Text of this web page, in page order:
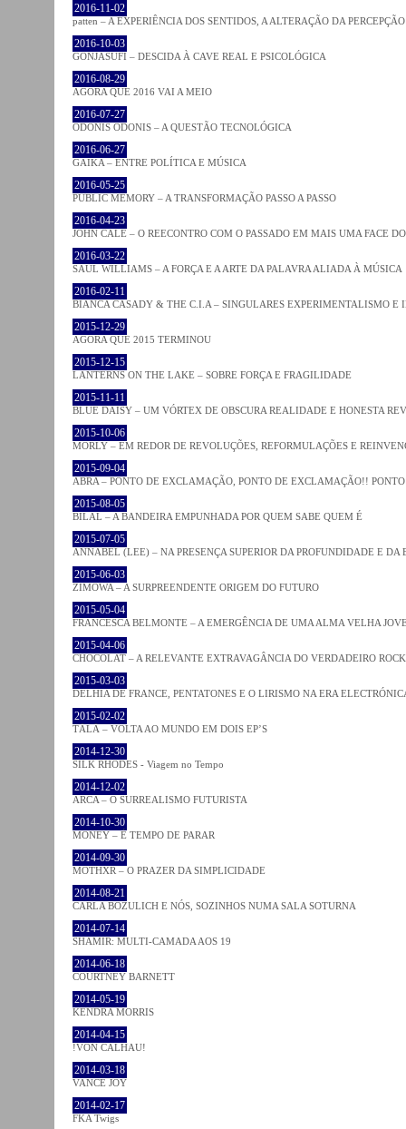
2016-11-02
patten – A EXPERIÊNCIA DOS SENTIDOS, A ALTERAÇÃO DA PERCEPÇÃO
2016-10-03
GONJASUFI – DESCIDA À CAVE REAL E PSICOLÓGICA
2016-08-29
AGORA QUE 2016 VAI A MEIO
2016-07-27
ODONIS ODONIS – A QUESTÃO TECNOLÓGICA
2016-06-27
GAIKA – ENTRE POLÍTICA E MÚSICA
2016-05-25
PUBLIC MEMORY – A TRANSFORMAÇÃO PASSO A PASSO
2016-04-23
JOHN CALE – O REECONTRO COM O PASSADO EM MAIS UMA FACE
2016-03-22
SAUL WILLIAMS – A FORÇA E A ARTE DA PALAVRA ALIADA À MÚSICA
2016-02-11
BIANCA CASADY & THE C.I.A – SINGULARES EXPERIMENTALISMO E
2015-12-29
AGORA QUE 2015 TERMINOU
2015-12-15
LANTERNS ON THE LAKE – SOBRE FORÇA E FRAGILIDADE
2015-11-11
BLUE DAISY – UM VÓRTEX DE OBSCURA REALIDADE E HONESTA
2015-10-06
MORLY – EM REDOR DE REVOLUÇÕES, REFORMULAÇÕES E
2015-09-04
ABRA – PONTO DE EXCLAMAÇÃO, PONTO DE EXCLAMAÇÃO!!
2015-08-05
BILAL – A BANDEIRA EMPUNHADA POR QUEM SABE QUEM É
2015-07-05
ANNABEL (LEE) – NA PRESENÇA SUPERIOR DA PROFUNDIDADE E DA
2015-06-03
ZIMOWA – A SURPREENDENTE ORIGEM DO FUTURO
2015-05-04
FRANCESCA BELMONTE – A EMERGÊNCIA DE UMA ALMA VELHA
2015-04-06
CHOCOLAT – A RELEVANTE EXTRAVAGÂNCIA DO VERDADEIRO ROCK
2015-03-03
DELHIA DE FRANCE, PENTATONES E O LIRISMO NA ERA
2015-02-02
TĀLĀ – VOLTA AO MUNDO EM DOIS EP’S
2014-12-30
SILK RHODES - Viagem no Tempo
2014-12-02
ARCA – O SURREALISMO FUTURISTA
2014-10-30
MONEY – É TEMPO DE PARAR
2014-09-30
MOTHXR – O PRAZER DA SIMPLICIDADE
2014-08-21
CARLA BOZULICH E NÓS, SOZINHOS NUMA SALA SOTURNA
2014-07-14
SHAMIR: MULTI-CAMADA AOS 19
2014-06-18
COURTNEY BARNETT
2014-05-19
KENDRA MORRIS
2014-04-15
!VON CALHAU!
2014-03-18
VANCE JOY
2014-02-17
FKA Twigs